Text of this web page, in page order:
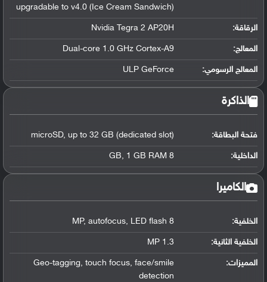
upgradable to v4.0 (Ice Cream Sandwich)
الرقاقة:
Nvidia Tegra 2 AP20H
المعالج:
Dual-core 1.0 GHz Cortex-A9
المعالج الرسومي:
ULP GeForce
الذاكرة
فتحة البطاقة: microSD, up to 32 GB (dedicated slot)
الداخلية: 8 GB, 1 GB RAM
الكاميرا
الخلفية: 8 MP, autofocus, LED flash
الخلفية الثانية: 1.3 MP
المميزات:
Geo-tagging, touch focus, face/smile
detection